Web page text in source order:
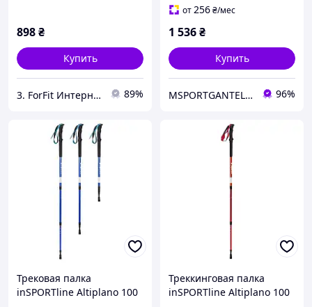
активного отдыха
898₴
Купить
3. ForFit Интернет-магазин спортивных товаров 89%
отдыха
от256₴/мес
1 536₴
Купить
MSPORTGANTELI - інтернет магазин спортивних товарів 96%
Трековая палка
inSPORTline Altiplano 100
Треккинговая палка
inSPORTline Altiplano 100